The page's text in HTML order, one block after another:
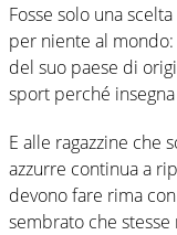
Fosse solo una
per niente al mondo:
del suo paese di
sport perché
E alle ragazzine che
azzurre continua a
devono fare rima
sembrato che stesse